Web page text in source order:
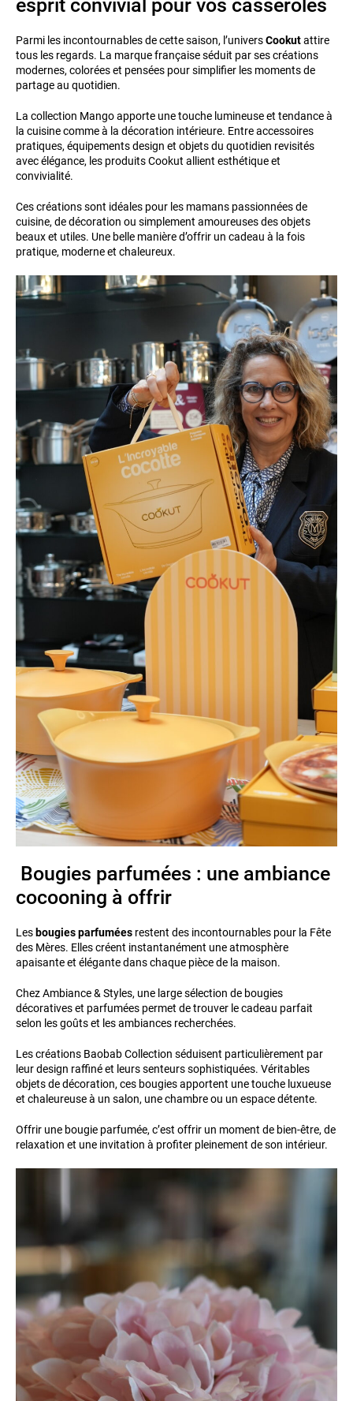
esprit convivial pour vos casseroles
Parmi les incontournables de cette saison, l’universCookutattire
tous les regards. La marque française séduit par ses créations
modernes, colorées et pensées pour simplifier les moments de
partage au quotidien.
La collection Mango apporte une touche lumineuse et tendance à
la cuisine comme à la décoration intérieure. Entre accessoires
pratiques, équipements design et objets du quotidien revisités
avec élégance, les produits Cookut allient esthétique et
convivialité.
Ces créations sont idéales pour les mamans passionnées de
cuisine, de décoration ou simplement amoureuses des objets
beaux et utiles. Une belle manière d’offrir un cadeau à la fois
pratique, moderne et chaleureux.
Bougies parfumées : une ambiance
cocooning à offrir
Les bougies parfumées restent des incontournables pour la Fête
des Mères. Elles créent instantanément une atmosphère
apaisante et élégante dans chaque pièce de la maison.
Chez Ambiance & Styles, une large sélection de bougies
décoratives et parfumées permet de trouver le cadeau parfait
selon les goûts et les ambiances recherchées.
Les créations Baobab Collection séduisent particulièrement par
leur design raffiné et leurs senteurs sophistiquées. Véritables
objets de décoration, ces bougies apportent une touche luxueuse
et chaleureuse à un salon, une chambre ou un espace détente.
Offrir une bougie parfumée, c’est offrir un moment de bien-être, de
relaxation et une invitation à profiter pleinement de son intérieur.